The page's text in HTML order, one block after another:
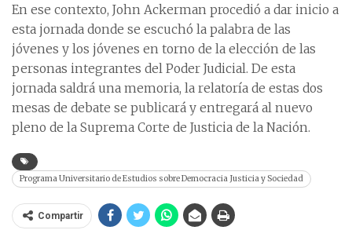
En ese contexto, John Ackerman procedió a dar inicio a
esta jornada donde se escuchó la palabra de las
jóvenes y los jóvenes en torno de la elección de las
personas integrantes del Poder Judicial. De esta
jornada saldrá una memoria, la relatoría de estas dos
mesas de debate se publicará y entregará al nuevo
pleno de la Suprema Corte de Justicia de la Nación.
Programa Universitario de Estudios sobre Democracia Justicia y Sociedad
Compartir